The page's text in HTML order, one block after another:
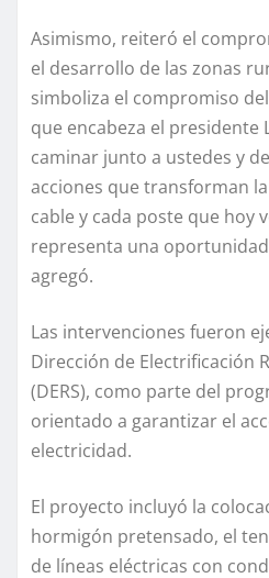
Asimismo, reiteró el
el desarrollo de las zonas
simboliza el compromiso
que encabeza el presidente
caminar junto a ustedes y
acciones que transforman
cable y cada poste que hoy
representa una
agregó.
Las intervenciones fueron
Dirección de Electrificación
(DERS), como parte del
orientado a garantizar el
electricidad.
El proyecto incluyó la
hormigón pretensado, el
de líneas eléctricas con